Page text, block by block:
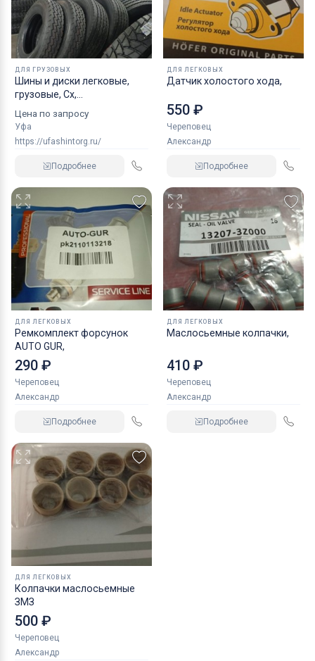
ДЛЯ ГРУЗОВЫХ
Шины и диски легковые,
грузовые, Сх,
Цена по запросу
Уфа
https://ufashintorg.ru/
Подробнее
ДЛЯ ЛЕГКОВЫХ
Датчик холостого хода,
550 ₽
Череповец
Александр
Подробнее
ДЛЯ ЛЕГКОВЫХ
Ремкомплект форсунок
AUTO GUR,
290 ₽
Череповец
Александр
Подробнее
ДЛЯ ЛЕГКОВЫХ
Маслосьемные колпачки,
410 ₽
Череповец
Александр
Подробнее
ДЛЯ ЛЕГКОВЫХ
Колпачки маслосьемные
ЗМЗ
500 ₽
Череповец
Александр